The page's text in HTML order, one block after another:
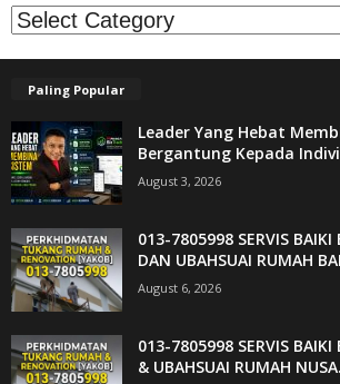
Kategori
Paling Popular
Leader Yang Hebat
Bergantung Kepada
August 3, 2026
013-7805998 SERVIS BAIKI
DAN UBAHSUAI RUMAH
August 6, 2026
013-7805998 SERVIS BAIKI
& UBAHSUAI RUMAH